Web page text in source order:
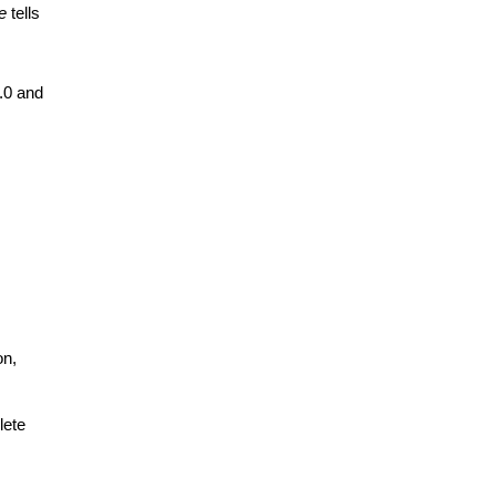
tells
and